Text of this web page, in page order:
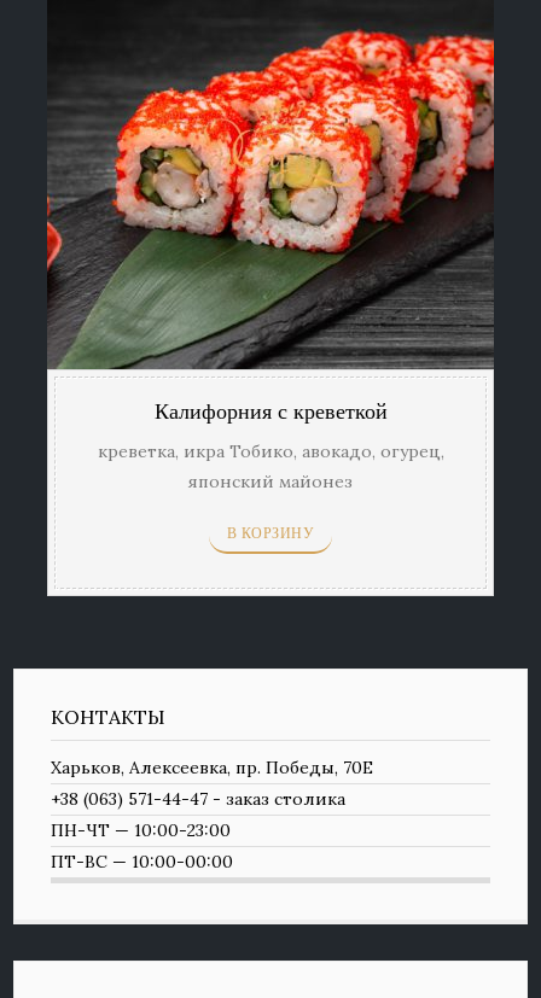
Калифорния с креветкой
креветка, икра Тобико, авокадо, огурец,
японский майонез
В КОРЗИНУ
КОНТАКТЫ
Харьков, Алексеевка, пр. Победы, 70Е
+38 (063) 571-44-47 - заказ столика
ПН-ЧТ — 10:00-23:00
ПТ-ВС — 10:00-00:00